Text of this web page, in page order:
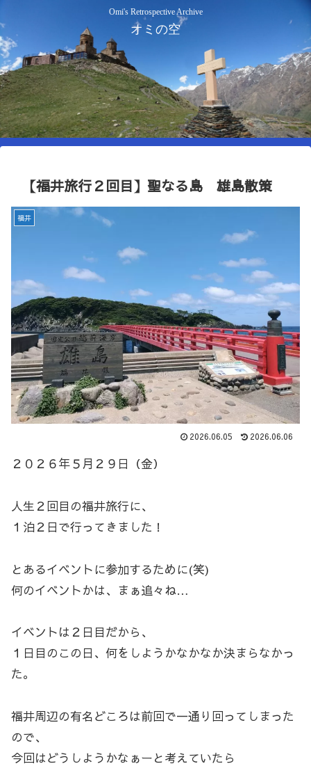
Omi's Retrospective Archive
オミの空
【福井旅行２回目】聖なる島 雄島散策
福井
2026.06.05 2026.06.06
２０２６年５月２９日（金）
人生２回目の福井旅行に、
１泊２日で行ってきました！
とあるイベントに参加するために(笑)
何のイベントかは、まぁ追々ね…
イベントは２日目だから、
１日目のこの日、何をしようかなかなか決まらなかっ
た。
福井周辺の有名どころは前回で一通り回ってしまった
ので、
今回はどうしようかなぁーと考えていたら